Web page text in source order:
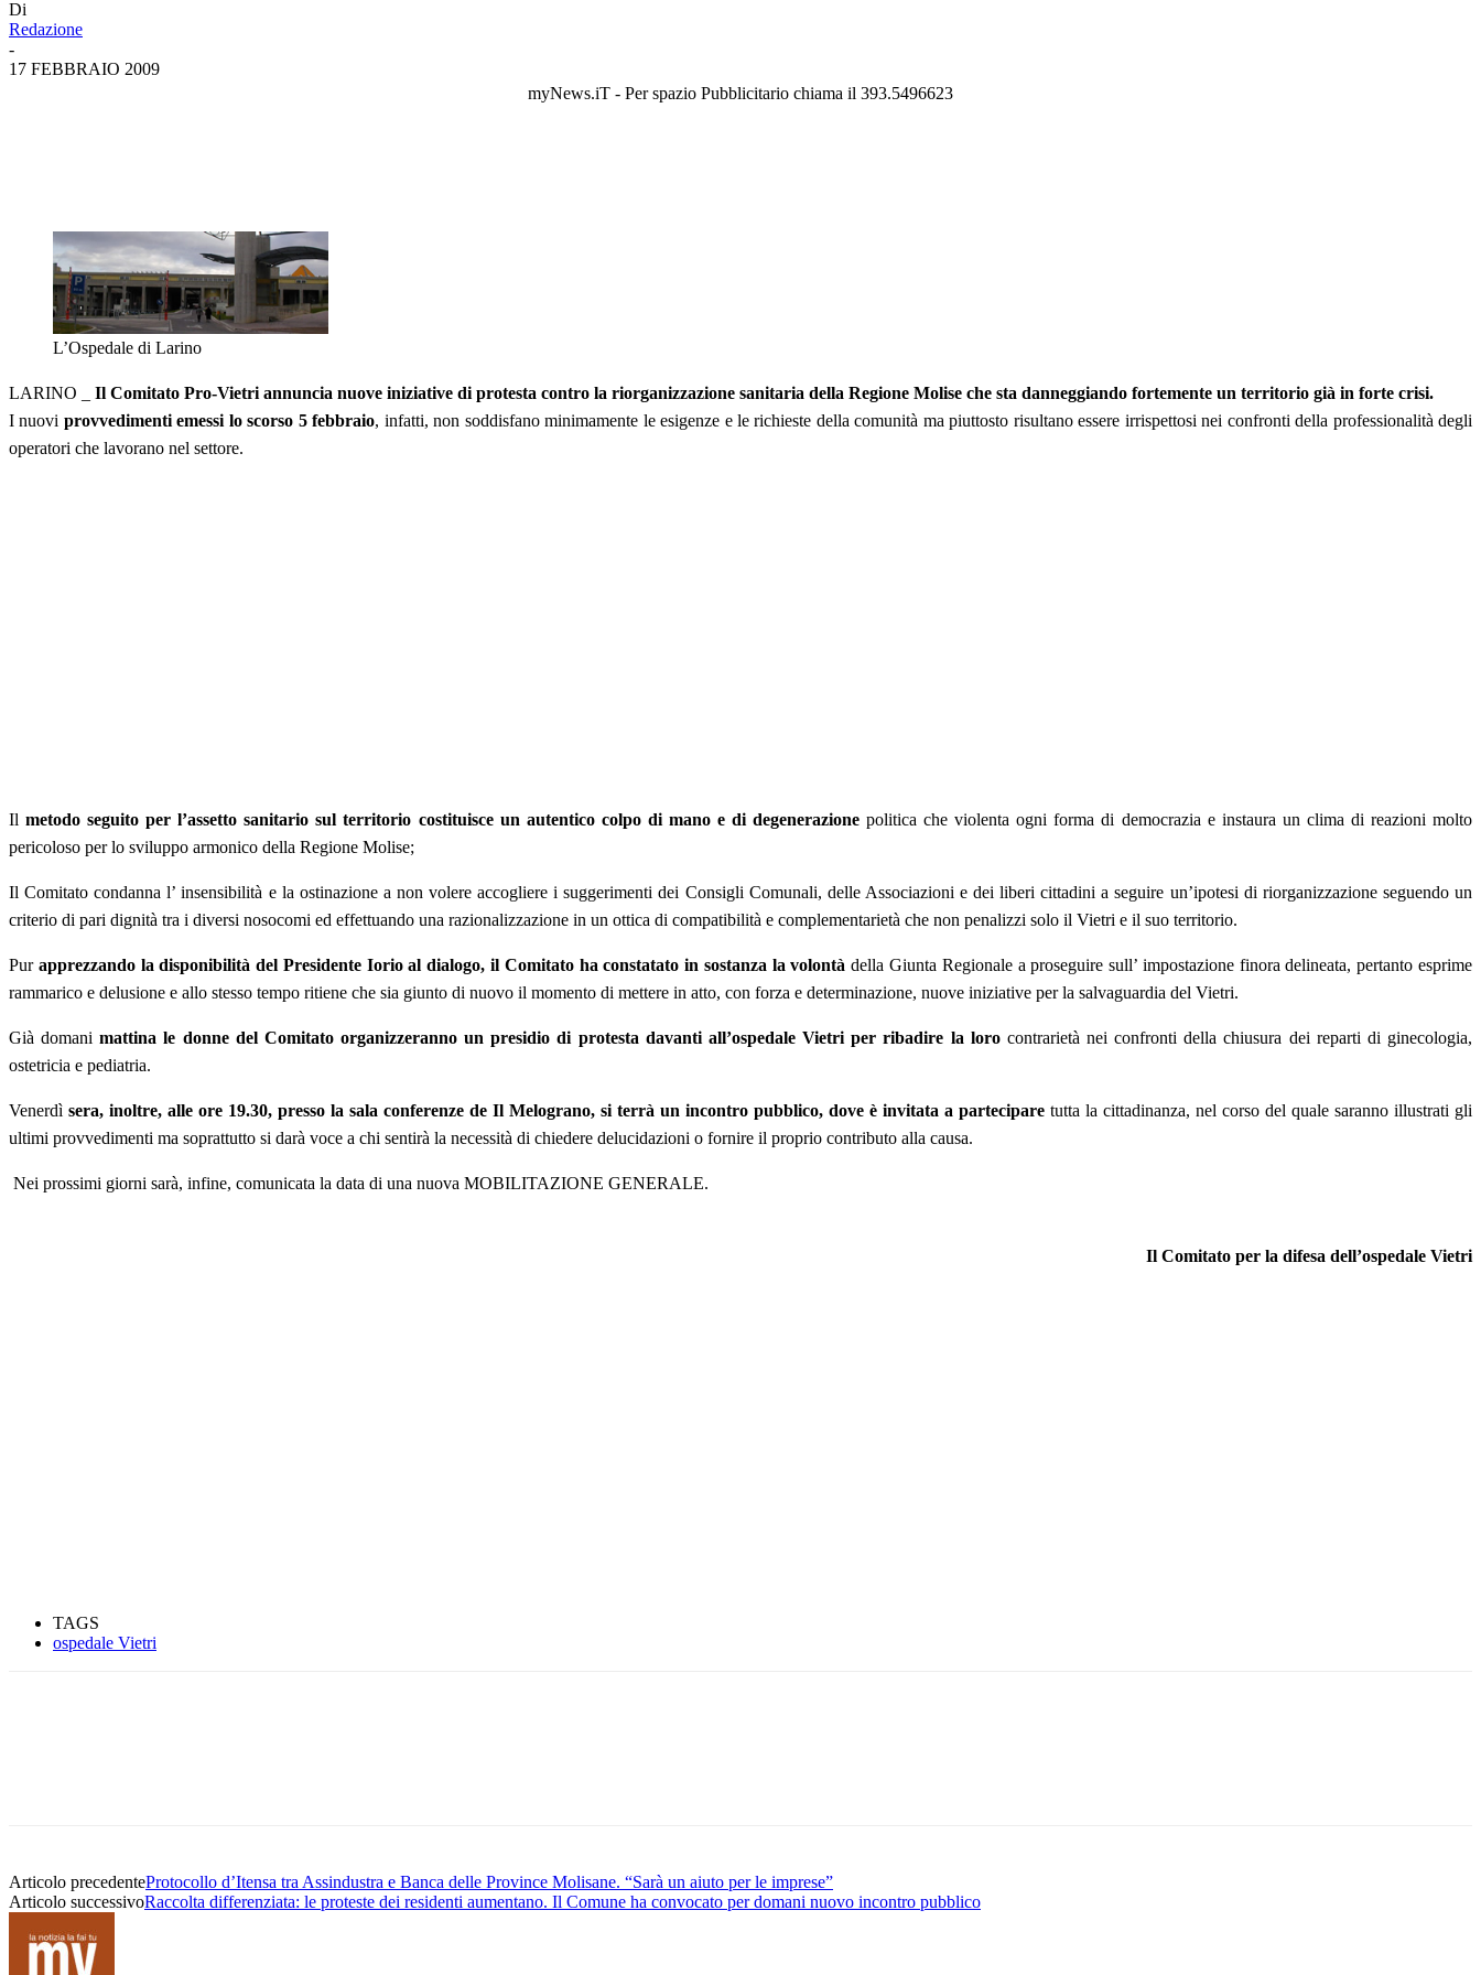
Di
Redazione
-
17 FEBBRAIO 2009
myNews.iT - Per spazio Pubblicitario chiama il 393.5496623
L’Ospedale di Larino
LARINO _ Il Comitato Pro-Vietri annuncia nuove iniziative di protesta contro la riorganizzazione sanitaria della Regione Molise che sta danneggiando fortemente un territorio già in forte crisi.
I nuovi provvedimenti emessi lo scorso 5 febbraio, infatti, non soddisfano minimamente le esigenze e le richieste della comunità ma piuttosto risultano essere irrispettosi nei confronti della professionalità degli
operatori che lavorano nel settore.
Ilmetodo seguito per l’assetto sanitario sul territorio costituisce un autentico colpo di mano e di degenerazione politica che violenta ogni forma di democrazia e instaura un clima di reazioni molto
pericoloso per lo sviluppo armonico della Regione Molise;
Il Comitato condanna l’ insensibilità e la ostinazione a non volere accogliere i suggerimenti dei Consigli Comunali, delle Associazioni e dei liberi cittadini a seguire un’ipotesi di riorganizzazione seguendo un
criterio di pari dignità tra i diversi nosocomi ed effettuando una razionalizzazione in un ottica di compatibilità e complementarietà che non penalizzi solo il Vietri e il suo territorio.
Pur apprezzando la disponibilità del Presidente Iorio al dialogo, il Comitato ha constatato in sostanza la volontà della Giunta Regionale a proseguire sull’ impostazione finora delineata, pertanto esprime
rammarico e delusione e allo stesso tempo ritiene che sia giunto di nuovo il momento di mettere in atto, con forza e determinazione, nuove iniziative per la salvaguardia del Vietri.
Già domanimattina le donne del Comitato organizzeranno un presidio di protesta davanti all’ospedale Vietri per ribadire la lorocontrarietà nei confronti della chiusura dei reparti di ginecologia,
ostetricia e pediatria.
Venerdì sera, inoltre, alle ore 19.30, presso la sala conferenze de Il Melograno, si terrà un incontro pubblico, dove è invitata a partecipare tutta la cittadinanza, nel corso del quale saranno illustrati gli
ultimi provvedimenti ma soprattutto si darà voce a chi sentirà la necessità di chiedere delucidazioni o fornire il proprio contributo alla causa.
Nei prossimi giorni sarà, infine, comunicata la data di una nuova MOBILITAZIONE GENERALE.
Il Comitato per la difesa dell’ospedale Vietri
TAGS
ospedale Vietri
Articolo precedenteProtocollo d’Itensa tra Assindustra e Banca delle Province Molisane. “Sarà un aiuto per le imprese”
Articolo successivoRaccolta differenziata: le proteste dei residenti aumentano. Il Comune ha convocato per domani nuovo incontro pubblico